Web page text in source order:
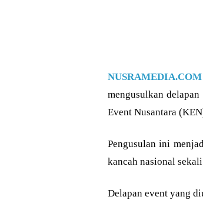
NUSRAMEDIA.COM
mengusulkan
Event Nusantara
Pengusulan ini
kancah nasional
Delapan event yang